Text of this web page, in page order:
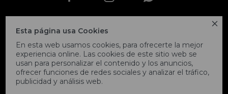

Esta página usa Cookies
En esta web usamos cookies, para ofrecerte la mejor
experiencia online. Las cookies de este sitio web se
usan para personalizar el contenido y los anuncios,
ofrecer funciones de redes sociales y analizar el tráfico,
publicidad y análisis web.